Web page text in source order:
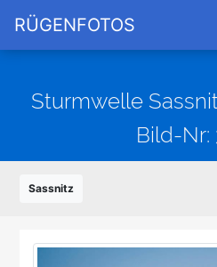
RÜGENFOTOS
Sturmwelle
Bild-Nr:
Sassnitz